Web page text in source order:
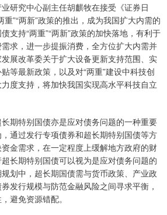
究中心副主任胡麒牧在接受《证券日
”“两新”政策的推出，成为我国扩大内需的
支持“两重”“两新”政策的加快落地，有利于
求，进一步提振消费，全方位扩大内需并
展改革委关于扩大设备更新支持范围、实
等最新政策，以及对“两重”建设中科技创
度支持，将加快我国实现高水平科技自立
特别国债亦是应对债务问题的一种重要
通过发行专项债券和超长期特别国债等方
金需求，在一定程度上缓解地方政府的财
长期特别国债可以视为是应对债务问题的
划中，超长期国债需与货币政策、产业政
发行规模与防范金融风险之间寻求平衡，
避免资源错配。